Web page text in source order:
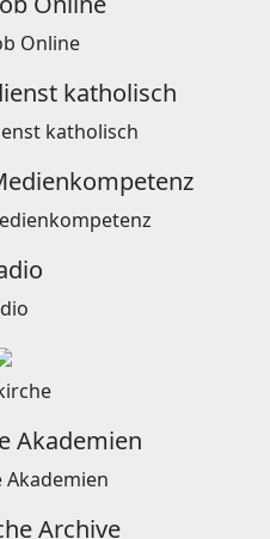
Online
katholisch
Akademien